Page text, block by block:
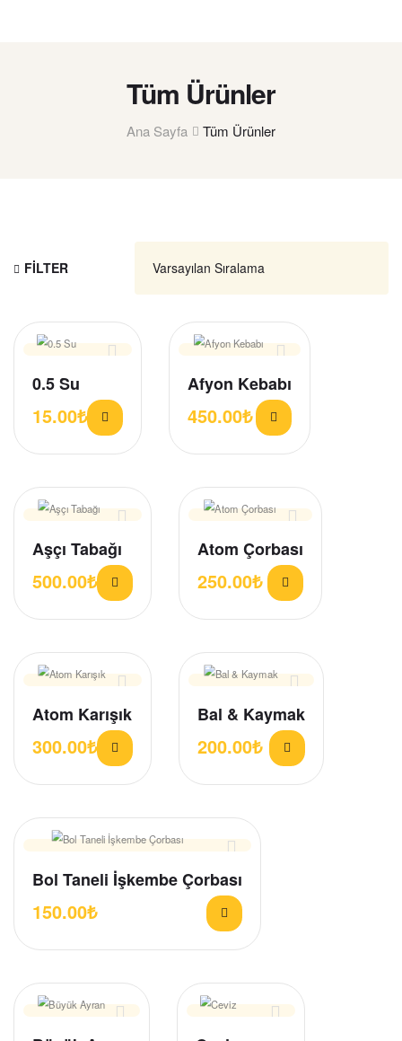
Tüm Ürünler
Ana Sayfa Tüm Ürünler
FILTER
0.5 Su
15.00₺
Afyon Kebabı
450.00₺
Aşçı Tabağı
500.00₺
Atom Çorbası
250.00₺
Atom Karışık
300.00₺
Bal & Kaymak
200.00₺
Bol Taneli İşkembe Çorbası
150.00₺